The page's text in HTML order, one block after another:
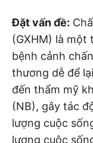
Đặt vấn đề:
(GXHM) là
bệnh cảnh
thương dễ để
đến thẩm mỹ
(NB), gây tác
lượng cuộc
lượng cuộc